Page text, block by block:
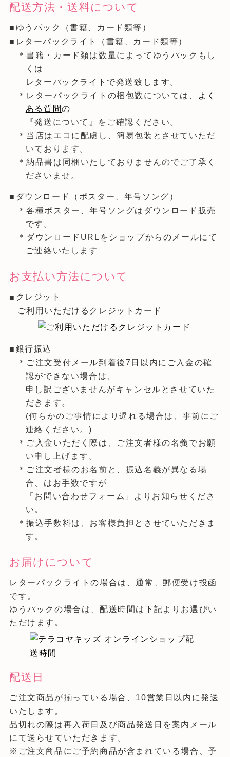
配送方法・送料について
ゆうパック（書籍、カード類等）
レターパックライト（書籍、カード類等）
＊書籍・カード類は数量によってゆうパックもし
くは
レターパックライトで発送致します。
＊レターパックライトの梱包数については、
よく
ある質問の
『発送について』をご確認ください。
＊当店はエコに配慮し、簡易包装とさせていただ
いております。
＊納品書は同梱いたしておりませんのでご了承く
ださいませ。
ダウンロード（ポスター、年号ソング）
＊各種ポスター、年号ソングはダウンロード販売
です。
＊ダウンロードURLをショップからのメールにて
ご連絡いたします
お支払い方法について
クレジット
ご利用いただけるクレジットカード
銀行振込
＊ご注文受付メール到着後7日以内にご入金の確
認ができない場合は、
申し訳ございませんがキャンセルとさせていた
だきます。
(何らかのご事情により遅れる場合は、事前にご
連絡ください。)
＊ご入金いただく際は、ご注文者様の名義でお願
い申し上げます。
＊ご注文者様のお名前と、振込名義が異なる場
合、はお手数ですが
「お問い合わせフォーム」よりお知らせくださ
い。
＊振込手数料は、お客様負担とさせていただきま
す。
お届けについて
レターパックライトの場合は、通常、郵便受け投函
です。
ゆうパックの場合は、配送時間は下記よりお選びい
ただけます。
配送日
ご注文商品が揃っている場合、10営業日以内に発送
いたします。
品切れの際は再入荷日及び商品発送日を案内メール
にて送らせていただきます。
※ご注文商品にご予約商品が含まれている場合、予